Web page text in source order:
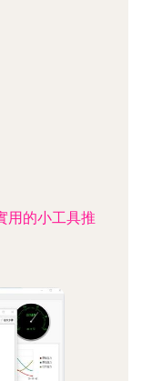
用的小工具推